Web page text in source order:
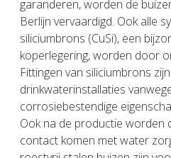
garanderen, worden de
Berlijn vervaardigd. Ook alle
siliciumbrons (CuSi), een
koperlegering, worden door
Fittingen van siliciumbrons
drinkwaterinstallaties
corrosiebestendige
Ook na de productie worden
contact komen met water